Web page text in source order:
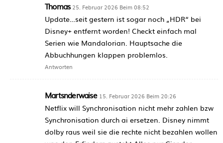
Thomas 25. Februar 2026 Beim 08:52
Update…seit gestern ist sogar noch „HDR“ bei
Disney+ entfernt worden! Checkt einfach mal
Serien wie Mandalorian. Hauptsache die
Abbuchhungen klappen problemlos.
Antworten
Martsnderwaise 15. Februar 2026 Beim 20:26
Netflix will Synchronisation nicht mehr zahlen bzw
Synchronisation durch ai ersetzen. Disney nimmt
dolby raus weil sie die rechte nicht bezahlen wollen